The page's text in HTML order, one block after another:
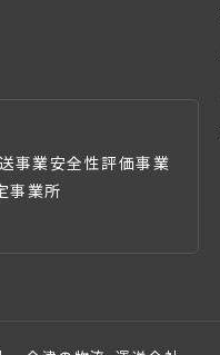
事業安全性評価事業
事業所